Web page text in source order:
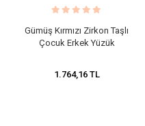
Gümüş Kırmızı Zirkon Taşlı
Çocuk Erkek Yüzük
1.764,16 TL